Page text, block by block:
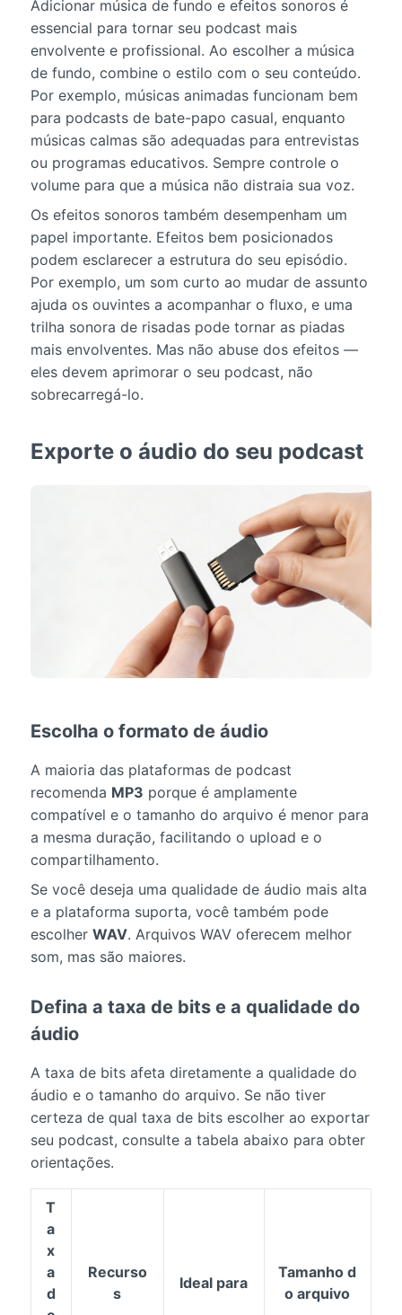
Adicionar música de fundo e efeitos sonoros é
essencial para tornar seu podcast mais
envolvente e profissional. Ao escolher a música
de fundo, combine o estilo com o seu conteúdo.
Por exemplo, músicas animadas funcionam bem
para podcasts de bate-papo casual, enquanto
músicas calmas são adequadas para entrevistas
ou programas educativos. Sempre controle o
volume para que a música não distraia sua voz.
Os efeitos sonoros também desempenham um
papel importante. Efeitos bem posicionados
podem esclarecer a estrutura do seu episódio.
Por exemplo, um som curto ao mudar de assunto
ajuda os ouvintes a acompanhar o fluxo, e uma
trilha sonora de risadas pode tornar as piadas
mais envolventes. Mas não abuse dos efeitos —
eles devem aprimorar o seu podcast, não
sobrecarregá-lo.
Exporte o áudio do seu podcast
Escolha o formato de áudio
A maioria das plataformas de podcast
recomenda MP3 porque é amplamente
compatível e o tamanho do arquivo é menor para
a mesma duração, facilitando o upload e o
compartilhamento.
Se você deseja uma qualidade de áudio mais alta
e a plataforma suporta, você também pode
escolher WAV. Arquivos WAV oferecem melhor
som, mas são maiores.
Defina a taxa de bits e a qualidade do
áudio
A taxa de bits afeta diretamente a qualidade do
áudio e o tamanho do arquivo. Se não tiver
certeza de qual taxa de bits escolher ao exportar
seu podcast, consulte a tabela abaixo para obter
orientações.
T
a
x
a
d
Recurso
s
Ideal para
Tamanho d
o arquivo